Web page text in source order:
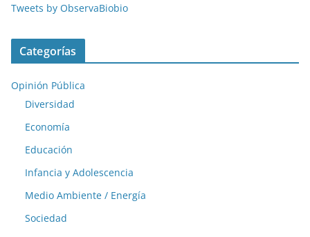
Tweets by ObservaBiobio
Categorías
Opinión Pública
Diversidad
Economía
Educación
Infancia y Adolescencia
Medio Ambiente / Energía
Sociedad